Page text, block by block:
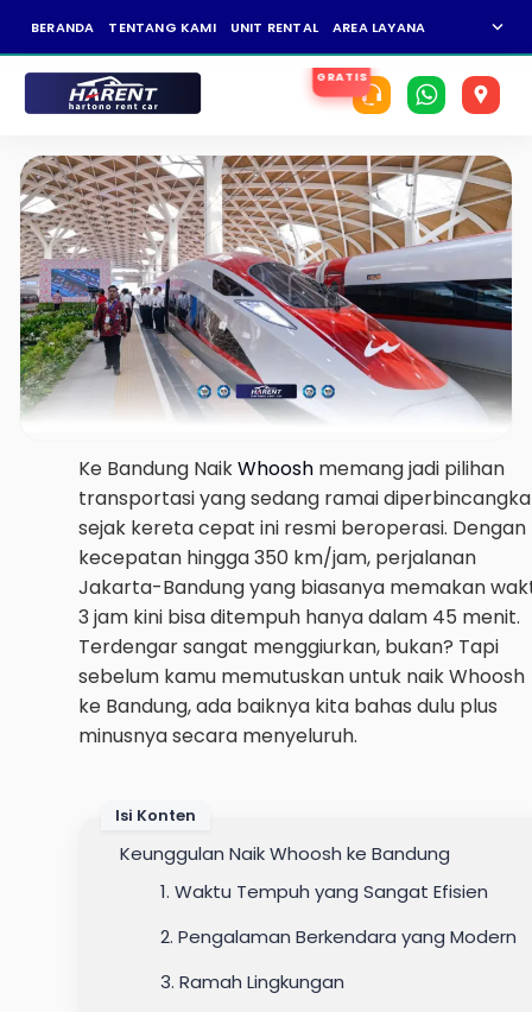
BERANDA TENTANG KAMI UNIT RENTAL AREA LAYANAN expand_more
Ke Bandung NaikWhoosh memang jadi pilihan
transportasi yang sedang ramai
sejak kereta cepat ini resmi beroperasi. Dengan
kecepatan hingga 350 km/jam, perjalanan
Jakarta-Bandung yang biasanya memakan
3 jam kini bisa ditempuh hanya dalam 45 menit.
Terdengar sangat menggiurkan, bukan? Tapi
sebelum kamu memutuskan untuk naik Whoosh
ke Bandung, ada baiknya kita bahas dulu plus
minusnya secara menyeluruh.
Isi Konten
Keunggulan Naik Whoosh ke Bandung
1. Waktu Tempuh yang Sangat Efisien
2. Pengalaman Berkendara yang Modern
3. Ramah Lingkungan